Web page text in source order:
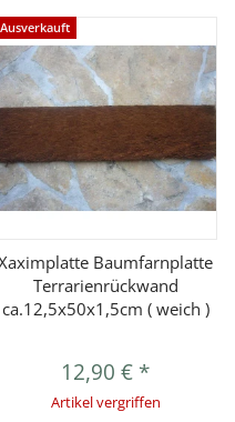
Ausverkauft
Baumfarnplatte
Terrarienrückwand
ca.12,5x50x1,5cm ( weich )
12,90 € *
Artikel vergriffen